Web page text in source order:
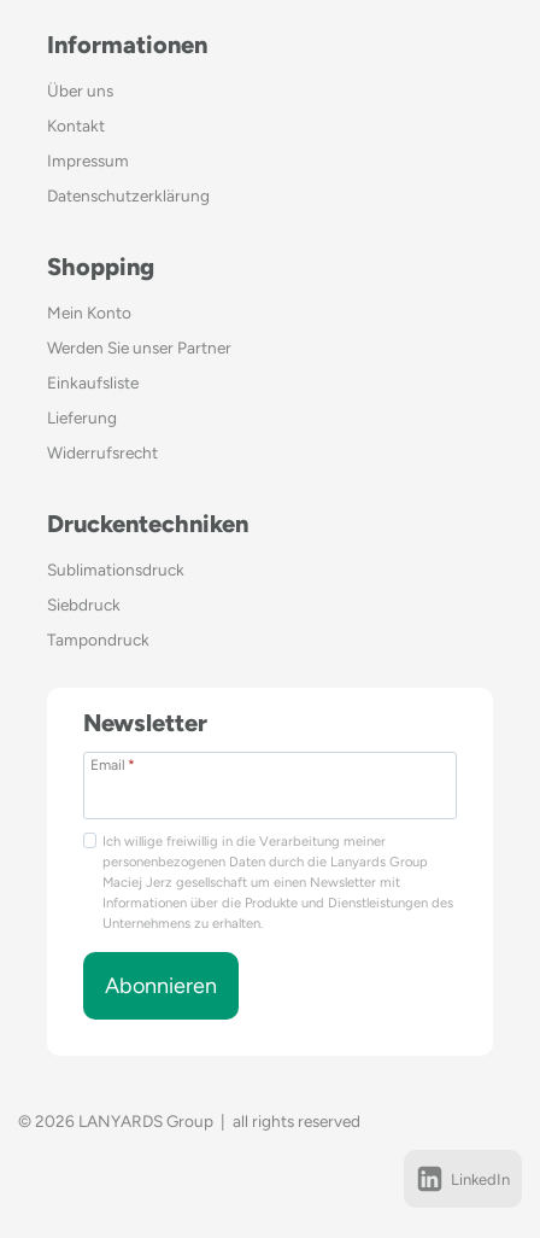
Informationen
Über uns
Kontakt
Impressum
Datenschutzerklärung
Shopping
Mein Konto
Werden Sie unser Partner
Einkaufsliste
Lieferung
Widerrufsrecht
Druckentechniken
Sublimationsdruck
Siebdruck
Tampondruck
Newsletter
Email *
Ich willige freiwillig in die Verarbeitung meiner
personenbezogenen Daten durch die Lanyards Group
Maciej Jerz gesellschaft um einen Newsletter mit
Informationen über die Produkte und Dienstleistungen des
Unternehmens zu erhalten.
Abonnieren
© 2026 LANYARDS Group | all rights reserved
LinkedIn